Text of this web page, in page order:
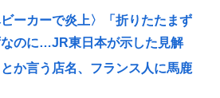
ビーカーで炎上〉「折りたたまず
のに…JR東日本が示した見解
とか言う店名、フランス人に馬鹿